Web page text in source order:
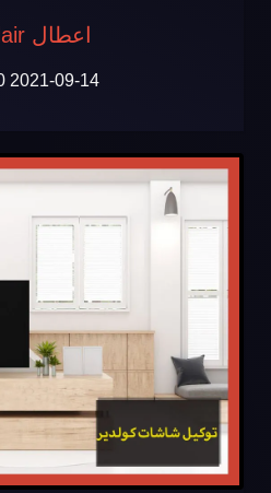
اعطال koldair
2021-09-14
0